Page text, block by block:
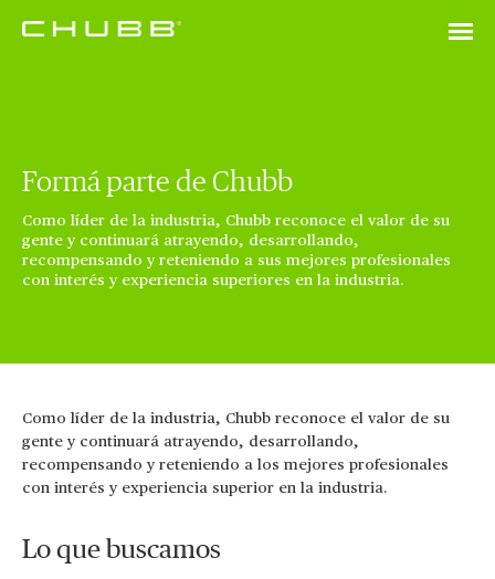
Formá parte de Chubb
Como líder de la industria, Chubb reconoce el valor de su
gente y continuará atrayendo, desarrollando,
recompensando y reteniendo a sus mejores profesionales
con interés y experiencia superiores en la industria.
Como líder de la industria, Chubb reconoce el valor de su
gente y continuará atrayendo, desarrollando,
recompensando y reteniendo a los mejores profesionales
con interés y experiencia superior en la industria.
Lo que buscamos